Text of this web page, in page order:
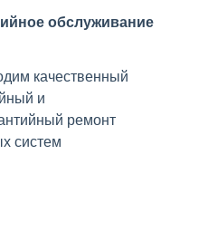
обслуживание
качественный
и
ремонт
систем